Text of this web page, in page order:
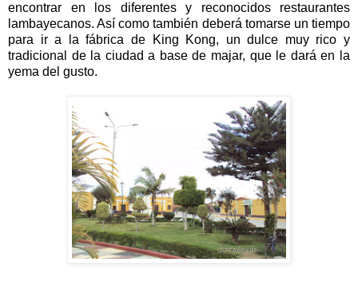
encontrar en los diferentes y reconocidos restaurantes
lambayecanos. Así como también deberá tomarse un tiempo
para ir a la fábrica de King Kong, un dulce muy rico y
tradicional de la ciudad a base de majar, que le dará en la
yema del gusto.